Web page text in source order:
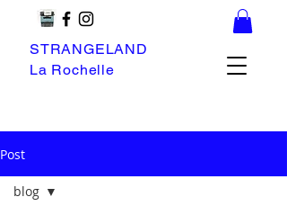
STRANGELAND
La Rochelle
Post
blog